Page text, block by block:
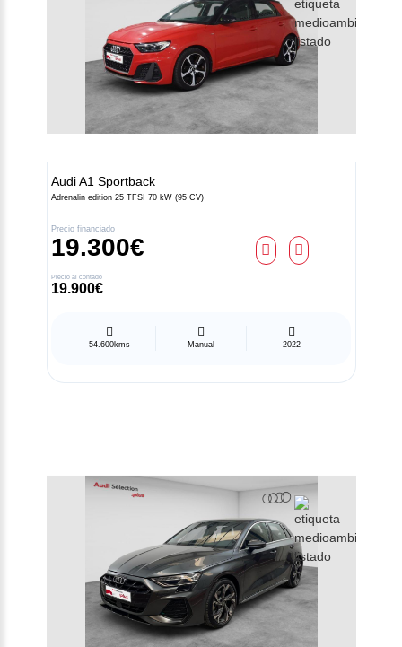
AudiA1 Sportback
Adrenalin edition 25 TFSI 70 kW (95 CV)
Precio financiado
19.300€
Precio al contado
19.900€
54.600kms Manual 2022